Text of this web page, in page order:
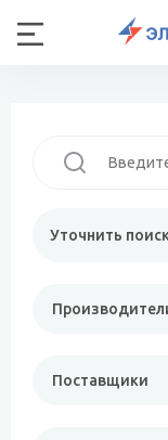
Уточнить поиск
Поставщики